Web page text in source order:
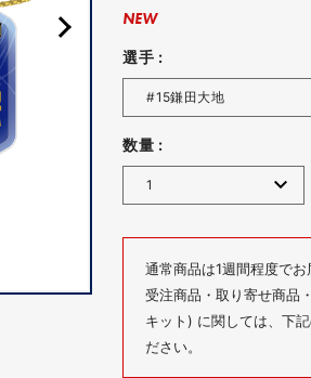
NEW
選手 :
数量 :
通常商品は1週間程度でお
受注商品・取り寄せ商品
キット) に関しては、下
ださい。